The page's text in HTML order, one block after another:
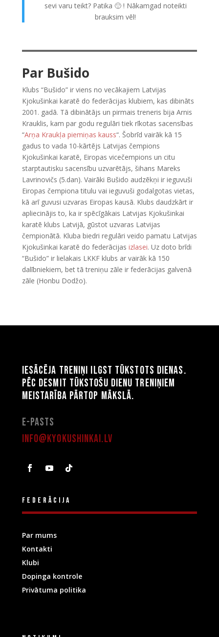
sevi varu teikt? Patika 🙂 ! Nākamgad noteikti
brauksim vēl!
Par Bušido
Klubs “Bušido” ir viens no vecākajiem Latvijas
Kjokušinkai karatē do federācijas klubiem, kas dibināts
2001. gadā. Tā dibinātājs un pirmais treneris bija Arnis
Krauklis, kam par godu regulāri tiek rīkotas sacensības
“Arņa Kraukļa piemiņas kauss“. Šobrīd vairāk kā 15
gadus to vada 10-kārtējs Latvijas čempions
Kjokušinkai karatē, Eiropas vicečempions un citu
starptautisku sacensību uzvarētājs, šihans Mareks
Lavrinovičs (5.dan). Vairāki Bušido audzēkņi ir ieguvuši
Eiropas čempiona titulu vai ieguvuši godalgotas vietas,
kā arī guvusi uzvaras Eiropas kausā. Klubs daudzkārt ir
apliecinājis to, ka ir spēcīgākais Latvijas Kjokušinkai
karatē klubs Latvijā, gūstot uzvaras Latvijas
čempionātā. Kluba biedri regulāri veido pamatu Latvijas
Kjokušinkai karatē do federācijas izlasei. Uz doto brīdi
“Bušido” ir lielakais LKKF klubs ar vairāk kā 150
dalībniekiem, bet tā treniņu zāle ir federācijas galvenā
zāle (Honbu Dodžo).
Iesācēja treniņi ilgst tūkstots dienas.
Pēc desmit tūkstošu dienu treniņiem
meistarība pārtop mākslā.
E-pasts
info@kyokushinkai.lv
Federācija
Par mums
Kontakti
Klubi
Dopinga kontrole
Privātuma politika